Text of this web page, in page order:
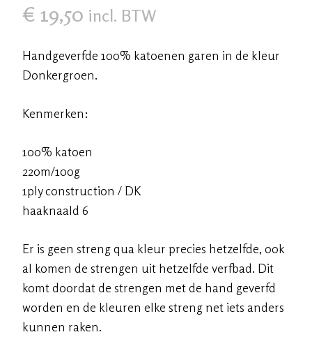
€ 19,50 incl. BTW
Handgeverfde 100% katoenen garen in de kleur
Donkergroen.
Kenmerken:
100% katoen
220m/100g
1ply construction / DK
haaknaald 6
Er is geen streng qua kleur precies hetzelfde, ook
al komen de strengen uit hetzelfde verfbad. Dit
komt doordat de strengen met de hand geverfd
worden en de kleuren elke streng net iets anders
kunnen raken.